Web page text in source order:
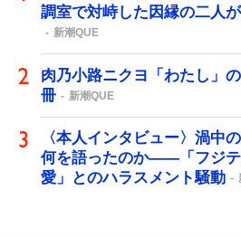
調室で対峙した因縁の二人
新潮QUE
肉乃小路ニクヨ「わたし」
冊
新潮QUE
〈本人インタビュー〉渦中
何を語ったのか――「フジ
愛」とのハラスメント騒動